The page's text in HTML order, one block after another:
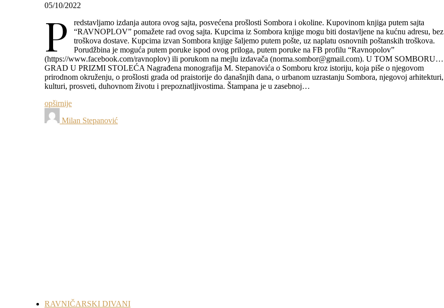
05/10/2022
P
redstavljamo izdanja autora ovog sajta, posvećena prošlosti Sombora i okoline. Kupovinom knjiga putem sajta
“RAVNOPLOV” pomažete rad ovog sajta. Kupcima iz Sombora knjige mogu biti dostavljene na kućnu adresu, bez
troškova dostave. Kupcima izvan Sombora knjige šaljemo putem pošte, uz naplatu osnovnih poštanskih troškova.
Porudžbina je moguća putem poruke ispod ovog priloga, putem poruke na FB profilu “Ravnopolov”
(https://www.facebook.com/ravnoplov) ili porukom na mejlu izdavača (norma.sombor@gmail.com). U TOM SOMBORU…
GRAD U PRIZMI STOLEĆA Nagrađena monografija M. Stepanovića o Somboru kroz istoriju, koja piše o njegovom
prirodnom okruženju, o prošlosti grada od praistorije do današnjih dana, o urbanom uzrastanju Sombora, njegovoj arhitekturi,
kulturi, prosveti, duhovnom životu i prepoznatljivostima. Štampana je u zasebnoj…
opširnije
Milan Stepanović
RAVNIČARSKI DIVANI